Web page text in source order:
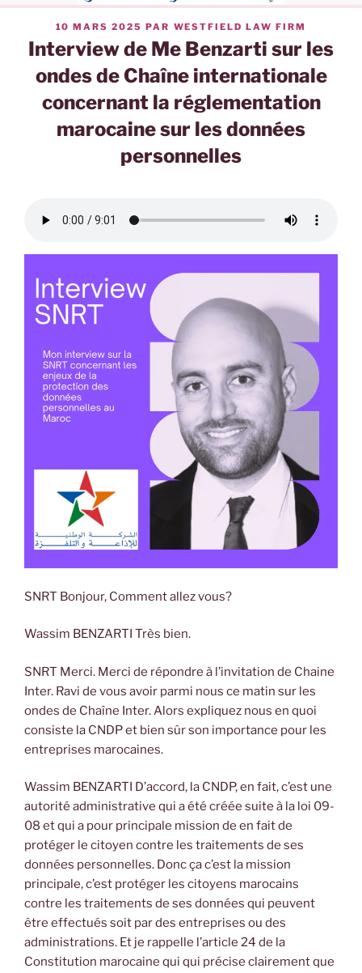
PUBLIÉ
10 MARS 2025 PAR WESTFIELD LAW FIRM
Interview de Me Benzarti sur les
ondes de Chaîne internationale
concernant la réglementation
marocaine sur les données
personnelles
SNRT Bonjour, Comment allez vous?
Wassim BENZARTI Très bien.
SNRT Merci. Merci de répondre à l’invitation de Chaine
Inter. Ravi de vous avoir parmi nous ce matin sur les
ondes de Chaîne Inter. Alors expliquez nous en quoi
consiste la CNDP et bien sûr son importance pour les
entreprises marocaines.
Wassim BENZARTI D’accord, la CNDP, en fait, c’est une
autorité administrative qui a été créée suite à la loi 09-
08 et qui a pour principale mission de en fait de
protéger le citoyen contre les traitements de ses
données personnelles. Donc ça c’est la mission
principale, c’est protéger les citoyens marocains
contre les traitements de ses données qui peuvent
être effectués soit par des entreprises ou des
administrations. Et je rappelle l’article 24 de la
Constitution marocaine qui qui précise clairement que